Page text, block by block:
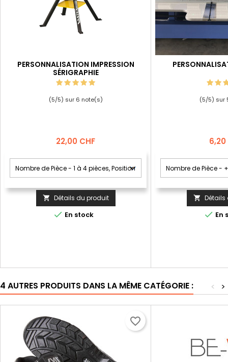
PERSONNALISATION IMPRESSION
SÉRIGRAPHIE
(5/5) sur 6 note(s)
Prix
22,00 CHF
 Détails du produit
 En stock
(5/5) sur
Prix
6,20
 Détails
 En
4 AUTRES PRODUITS DANS LA MÊME CATÉGORIE : >
<
favorite_border